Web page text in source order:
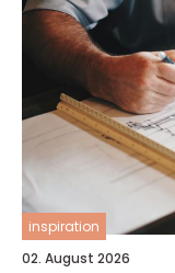
inspiration
02. August 2026